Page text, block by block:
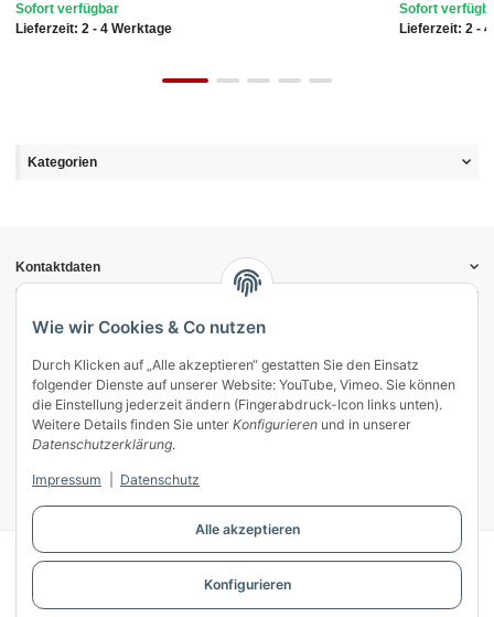
Alle akzeptieren
Konfigurieren
Wie wir Cookies & Co nutzen
Durch Klicken auf „Alle akzeptieren“ gestatten Sie den Einsatz
folgender Dienste auf unserer Website: YouTube, Vimeo. Sie können
die Einstellung jederzeit ändern (Fingerabdruck-Icon links unten).
Weitere Details finden Sie unter Konfigurieren und in unserer
Datenschutzerklärung.
Impressum Datenschutz
Sofort verfügbar
Lieferzeit: 2 - 4 Werktage
Sofort
Lieferzeit: 2 -
Kategorien
Kontaktdaten
Informationen
Gesetzliche Informationen
Vertrag widerrufen
Zahlung & Versand
Mein Kundenkonto
Streitschlichtung
Unsere Herstellermarken
Powered byJTL-Shop